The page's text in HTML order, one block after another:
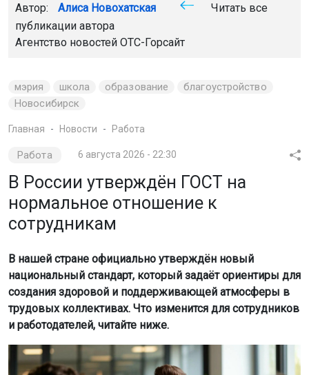
Автор: Алиса Новохатская
Читать все
публикации автора
Агентство новостей ОТС-Горсайт
мэрия школа образование
благоустройство
Новосибирск
Главная Новости Работа
Работа 6 августа 2026 - 22:30
В России утверждён ГОСТ на
нормальное отношение к
сотрудникам
В нашей стране официально утверждён новый
национальный стандарт, который задаёт ориентиры для
создания здоровой и поддерживающей атмосферы в
трудовых коллективах. Что изменится для сотрудников
и работодателей, читайте ниже.